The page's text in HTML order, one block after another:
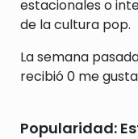
estacionales o
de la cultura pop.
La semana
recibió 0 me
Popularidad: